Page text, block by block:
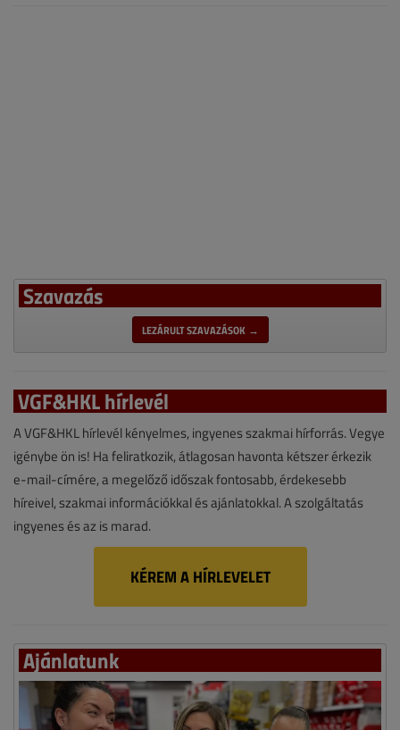
Szavazás
LEZÁRULT SZAVAZÁSOK →
VGF&HKL hírlevél
A VGF&HKL hírlevél kényelmes, ingyenes szakmai hírforrás. Vegye
igénybe ön is! Ha feliratkozik, átlagosan havonta kétszer érkezik
e-mail-címére, a megelőző időszak fontosabb, érdekesebb
híreivel, szakmai információkkal és ajánlatokkal. A szolgáltatás
ingyenes és az is marad.
KÉREM A HÍRLEVELET
Ajánlatunk